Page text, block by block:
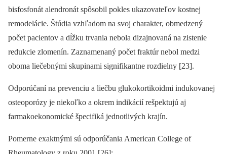
bisfosfonát alendronát spôsobil pokles ukazovateľov kostnej
remodelácie. Štúdia vzhľadom na svoj charakter, obmedzený
počet pacientov a dĺžku trvania nebola dizajnovaná na zistenie
redukcie zlomenín. Zaznamenaný počet fraktúr nebol medzi
oboma liečebnými skupinami signifikantne rozdielny [23].
Odporúčaní na prevenciu a liečbu glukokortikoidmi indukovanej
osteoporózy je niekoľko a okrem indikácií rešpektujú aj
farmakoekonomické špecifiká jednotlivých krajín.
Pomerne exaktnými sú odporúčania American College of